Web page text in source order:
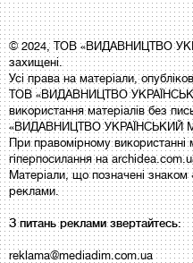
© 2024, ТОВ «ВИДАВНИЦТВО
захищені.
Усі права на матеріали,
ТОВ «ВИДАВНИЦТВО
використання матеріалів без
«ВИДАВНИЦТВО УКРАЇНСЬКИЙ
При правомірному використанні
гіперпосилання на
Матеріали, що позначені
реклами.
З питань реклами звертайтесь:
reklama@mediadim.com.ua